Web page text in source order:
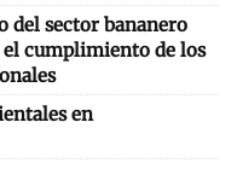
del sector bananero
cumplimiento de los
en